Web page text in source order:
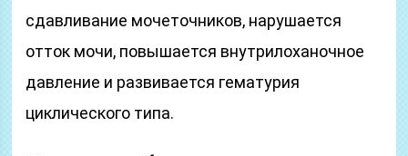
сдавливание мочеточников, нарушается
отток мочи, повышается внутрилоханочное
давление и развивается гематурия
циклического типа.